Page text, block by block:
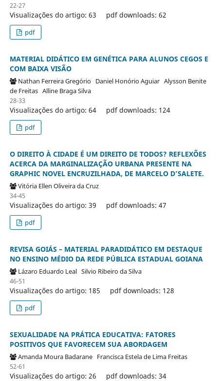
22-27
Visualizações do artigo: 63 pdf downloads: 62
pdf
MATERIAL DIDÁTICO EM GENÉTICA PARA ALUNOS CEGOS E
COM BAIXA VISÃO
Nathan Ferreira Gregório Daniel Honório Aguiar Alysson Benite
de Freitas Alline Braga Silva
28-33
Visualizações do artigo: 64 pdf downloads: 124
pdf
O DIREITO À CIDADE É UM DIREITO DE TODOS? REFLEXÕES
ACERCA DA MARGINALIZAÇÃO URBANA PRESENTE NA
GRAPHIC NOVEL ENCRUZILHADA, DE MARCELO D’SALETE.
Vitória Ellen Oliveira da Cruz
34-45
Visualizações do artigo: 39 pdf downloads: 47
pdf
REVISA GOIÁS – MATERIAL PARADIDÁTICO EM DESTAQUE
NO ENSINO MÉDIO DA REDE PÚBLICA ESTADUAL GOIANA
Lázaro Eduardo Leal Silvio Ribeiro da Silva
46-51
Visualizações do artigo: 185 pdf downloads: 128
pdf
SEXUALIDADE NA PRÁTICA EDUCATIVA: FATORES
POSITIVOS QUE FAVORECEM SUA ABORDAGEM
Amanda Moura Badarane Francisca Estela de Lima Freitas
52-61
Visualizações do artigo: 26 pdf downloads: 34